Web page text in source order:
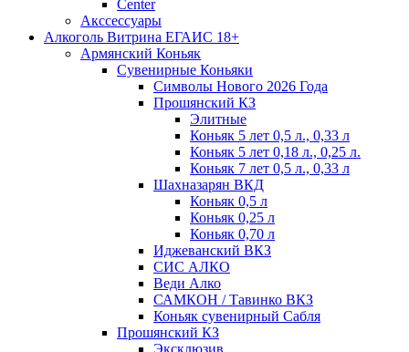
Сenter
Акссессуары
Алкоголь Витрина ЕГАИС 18+
Армянский Коньяк
Сувенирные Коньяки
Символы Нового 2026 Года
Прошянский КЗ
Элитные
Коньяк 5 лет 0,5 л., 0,33 л
Коньяк 5 лет 0,18 л., 0,25 л.
Коньяк 7 лет 0,5 л., 0,33 л
Шахназарян ВКД
Коньяк 0,5 л
Коньяк 0,25 л
Коньяк 0,70 л
Иджеванский ВКЗ
СИС АЛКО
Веди Алко
САМКОН / Тавинко ВКЗ
Коньяк сувенирный Сабля
Прошянский КЗ
Эксклюзив